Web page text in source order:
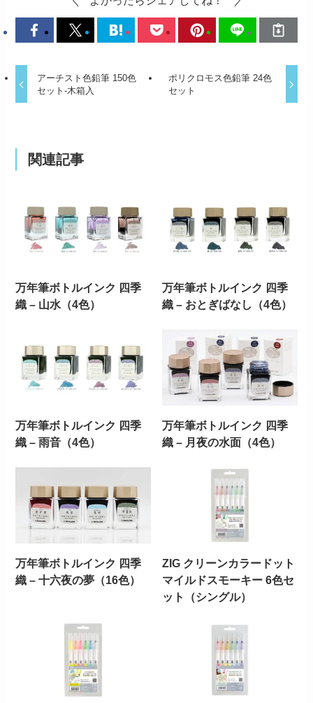
アーチスト色鉛筆 150色
セット-木箱入
ポリクロモス色鉛筆 24色
セット
関連記事
万年筆ボトルインク 四季
織 – 山水（4色）
万年筆ボトルインク 四季
織 – おとぎばなし（4色）
万年筆ボトルインク 四季
織 – 雨音（4色）
万年筆ボトルインク 四季
織 – 月夜の水面（4色）
万年筆ボトルインク 四季
織 – 十六夜の夢（16色）
ZIG クリーンカラードット
マイルドスモーキー 6色セ
ット（シングル）